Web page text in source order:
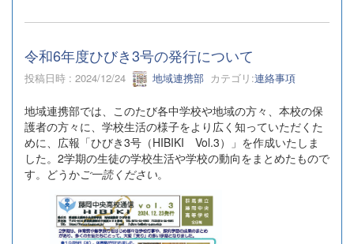
令和6年度ひびき3号の発行について
投稿日時 : 2024/12/24 地域連携部 カテゴリ:連絡事項
地域連携部では、このたび各中学校や地域の方々、本校の保
護者の方々に、学校生活の様子をより広く知っていただくた
めに、広報「ひびき3号（HIBIKI Vol.3）」を作成いたしま
した。2学期の生徒の学校生活や学校の動向をまとめたもので
す。どうかご一読ください。